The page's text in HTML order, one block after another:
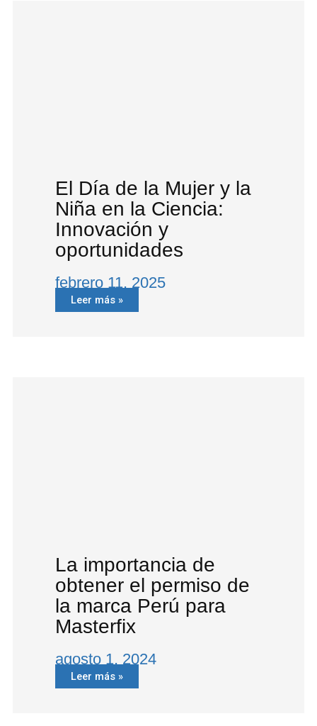
El Día de la Mujer y la
Niña en la Ciencia:
Innovación y
oportunidades
febrero 11, 2025
Leer más »
La importancia de
obtener el permiso de
la marca Perú para
Masterfix
agosto 1, 2024
Leer más »